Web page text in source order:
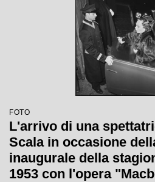
FOTO
L'arrivo di una
Scala in occasione
inaugurale della
1953 con l'opera